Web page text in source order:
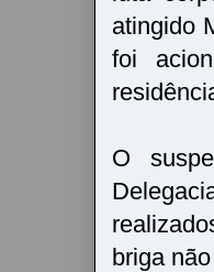
atingido
foi
O
briga